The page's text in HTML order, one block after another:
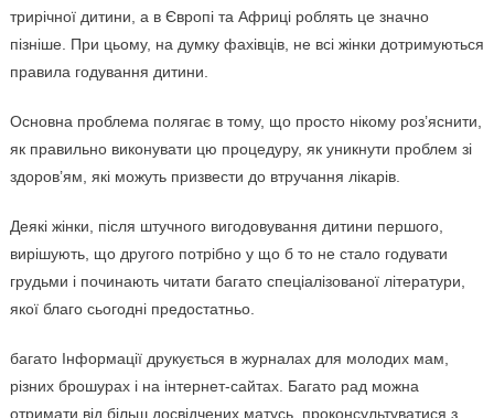
трирічної дитини, а в Європі та Африці роблять це значно
пізніше. При цьому, на думку фахівців, не всі жінки дотримуються
правила годування дитини.
Основна проблема полягає в тому, що просто нікому роз’яснити,
як правильно виконувати цю процедуру, як уникнути проблем зі
здоров’ям, які можуть призвести до втручання лікарів.
Деякі жінки, після штучного вигодовування дитини першого,
вирішують, що другого потрібно у що б то не стало годувати
грудьми і починають читати багато спеціалізованої літератури,
якої благо сьогодні предостатньо.
багато Інформації друкується в журналах для молодих мам,
різних брошурах і на інтернет-сайтах. Багато рад можна
отримати від більш досвідчених матусь, проконсультуватися з